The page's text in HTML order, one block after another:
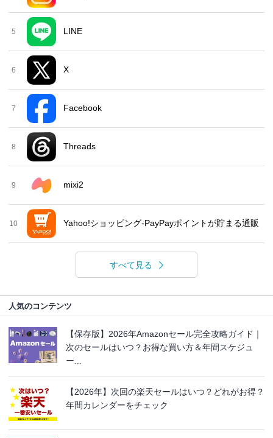
5 LINE
6 X
7 Facebook
8 Threads
9 mixi2
10 Yahoo!ショッピング-PayPayポイントが貯まる通販
すべて見る
人気のコンテンツ
【保存版】2026年Amazonセール完全攻略ガイド｜
次のセールはいつ？お得な買い方＆年間スケジュ
ー...
【2026年】次回の楽天セールはいつ？どれがお得？
年間カレンダーをチェック